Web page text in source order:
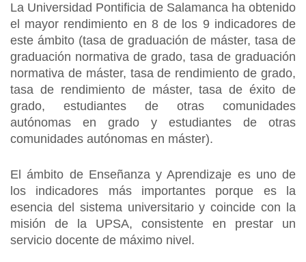
La Universidad Pontificia de Salamanca ha obtenido
el mayor rendimiento en 8 de los 9 indicadores de
este ámbito (tasa de graduación de máster, tasa de
graduación normativa de grado, tasa de graduación
normativa de máster, tasa de rendimiento de grado,
tasa de rendimiento de máster, tasa de éxito de
grado, estudiantes de otras comunidades
autónomas en grado y estudiantes de otras
comunidades autónomas en máster).
El ámbito de Enseñanza y Aprendizaje es uno de
los indicadores más importantes porque es la
esencia del sistema universitario y coincide con la
misión de la UPSA, consistente en prestar un
servicio docente de máximo nivel.